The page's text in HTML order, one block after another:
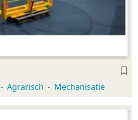
Agrarisch Mechanisatie